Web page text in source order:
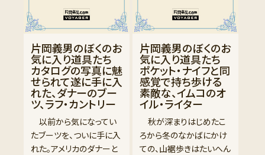
片岡義男のぼくのお
気に入り道具たち
カタログの写真に魅
せられて遂に手に入
れた、ダナーのブー
ツ、ラフ・カントリー
以前から気になってい
たブーツを、ついに手に入
れた。アメリカのダナーと
片岡義男のぼくのお
気に入り道具たち
ポケット・ナイフと同
感覚で持ち歩ける
素敵な、イムコのオ
イル・ライター
秋が深まりはじめたこ
ろから冬のなかばにかけ
ての、山裾歩きはたいへん